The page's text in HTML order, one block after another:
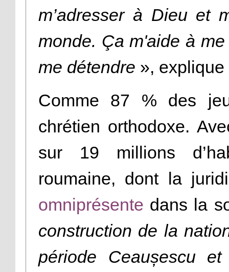
m’adresser à Dieu et
monde. Ça m'aide à
me détendre »,
Comme 87 % des
chrétien orthodoxe.
sur 19 millions
roumaine, dont la
omniprésente dans la
construction de la
période Ceaușescu